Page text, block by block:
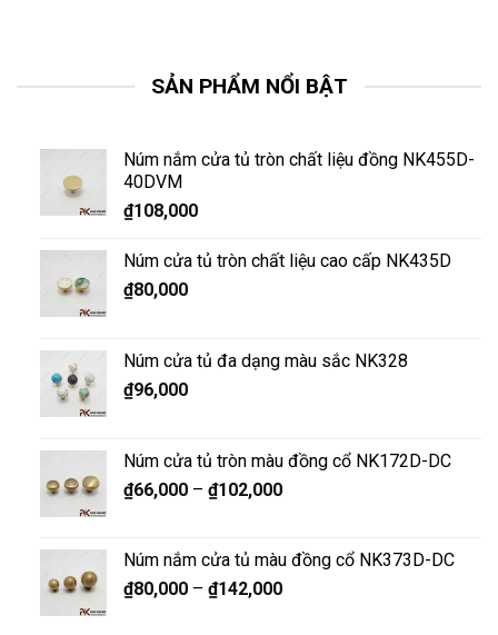
SẢN PHẨM NỔI BẬT
Núm nắm cửa tủ tròn chất liệu đồng NK455D-
40DVM
₫108,000
Núm cửa tủ tròn chất liệu cao cấp NK435D
₫80,000
Núm cửa tủ đa dạng màu sắc NK328
₫96,000
Núm cửa tủ tròn màu đồng cổ NK172D-DC
₫66,000– ₫102,000
Núm nắm cửa tủ màu đồng cổ NK373D-DC
₫80,000– ₫142,000